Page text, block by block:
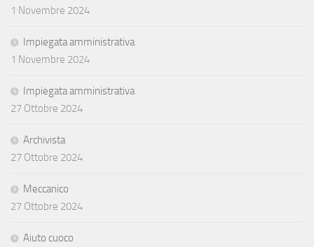
1 Novembre 2024
Impiegata amministrativa
1 Novembre 2024
Impiegata amministrativa
27 Ottobre 2024
Archivista
27 Ottobre 2024
Meccanico
27 Ottobre 2024
Aiuto cuoco